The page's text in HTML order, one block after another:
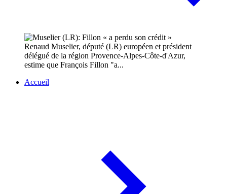
Renaud Muselier, député (LR) européen et président
délégué de la région Provence-Alpes-Côte-d'Azur,
estime que François Fillon "a...
Accueil